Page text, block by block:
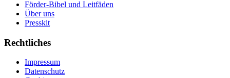
Förder-Bibel und Leitfäden
Über uns
Presskit
Rechtliches
Impressum
Datenschutz